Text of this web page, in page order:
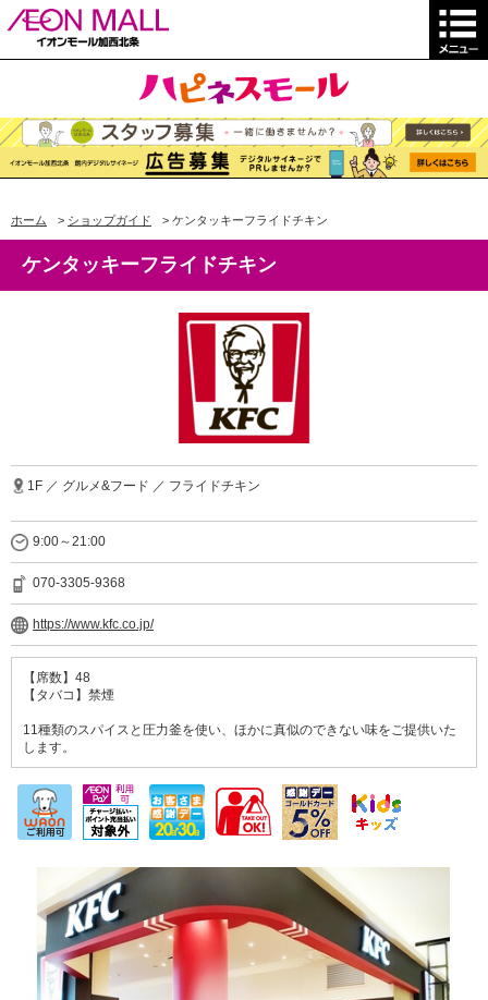
ホーム > ショップガイド > ケンタッキーフライドチキン
ケンタッキーフライドチキン
1F ／ グルメ&フード ／ フライドチキン
9:00～21:00
070-3305-9368
https://www.kfc.co.jp/
【席数】48
【タバコ】禁煙
11種類のスパイスと圧力釜を使い、ほかに真似のできない味をご提供いた
します。